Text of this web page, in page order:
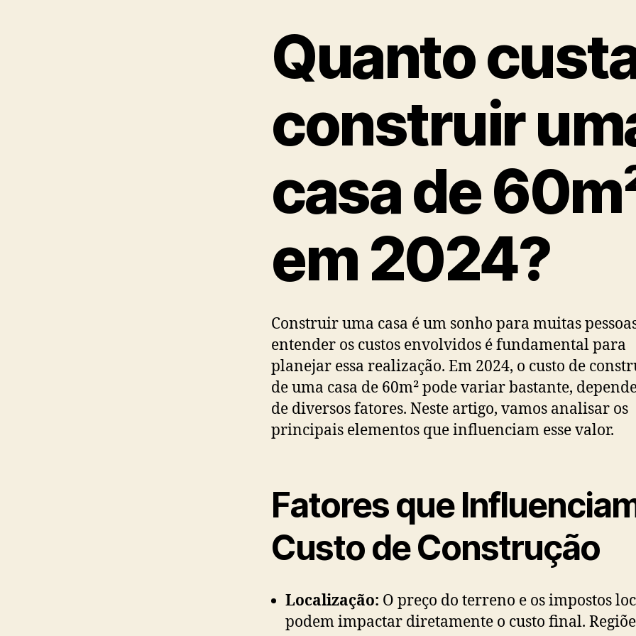
Quanto
construir
casa de
em 2024?
Construir uma casa é um sonho para muitas
entender os custos envolvidos é fundamental para
planejar essa realização. Em 2024, o custo de
de uma casa de 60m² pode variar bastante,
de diversos fatores. Neste artigo, vamos analisar os
principais elementos que influenciam esse valor.
Fatores que
Custo de Construção
Localização: O preço do terreno e os impostos
podem impactar diretamente o custo final.